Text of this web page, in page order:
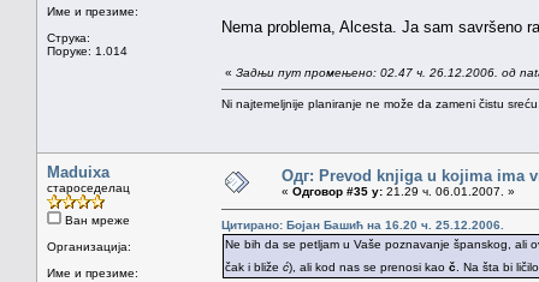
Име и презиме:
Струка:
Поруке: 1.014
Nema problema, Alcesta. Ja sam savršeno
« Задњи пут промењено: 02.47 ч. 26.12.2006. од
Ni najtemeljnije planiranje ne može da zameni čistu
Maduixa
староседелац
Ван мреже
Организација:
Име и презиме:
Одг: Prevod knjiga u kojima ima
« Одговор #35 у: 21.29 ч. 06.01.2007. »
Цитирано: Бојан Башић на 16.20 ч. 25.12.2006.
Ne bih da se petljam u Vaše poznavanje španskog, ali
čak i bliže ć), ali kod nas se prenosi kao č . Na šta bi